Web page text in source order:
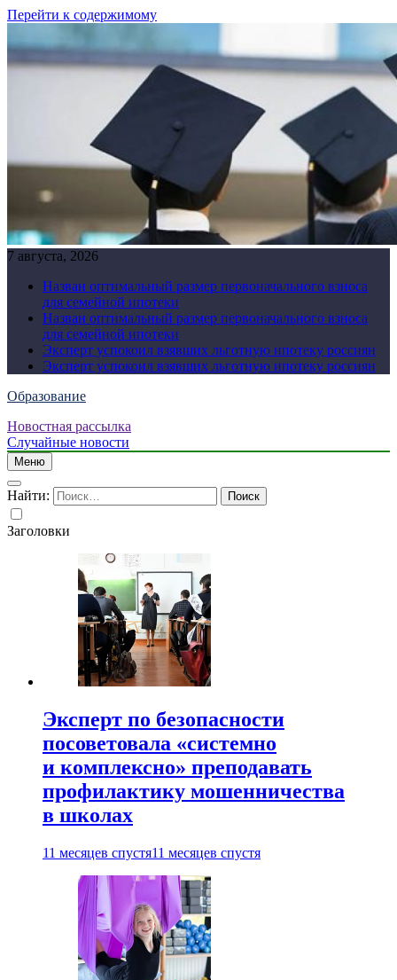
Перейти к содержимому
7 августа, 2026
Назван оптимальный размер первоначального взноса
для семейной ипотеки
Назван оптимальный размер первоначального взноса
для семейной ипотеки
Эксперт успокоил взявших льготную ипотеку россиян
Эксперт успокоил взявших льготную ипотеку россиян
Образование
Новостная рассылка
Случайные новости
Меню
Найти:
Заголовки
Эксперт по безопасности
посоветовала «системно
и комплексно» преподавать
профилактику мошенничества
в школах
11 месяцев спустя11 месяцев спустя